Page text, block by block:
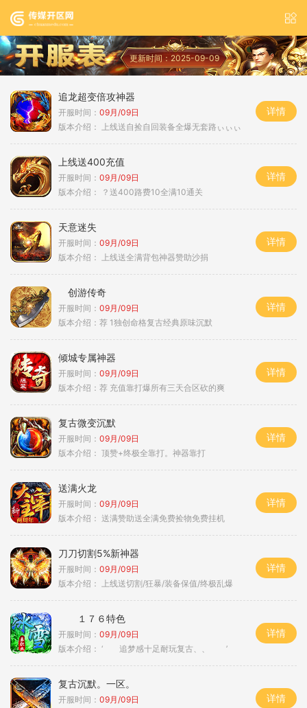
更新时间：2025-09-09
追龙超变倍攻神器
开服时间： 09月/09日
版本介绍：
上线送自捡自回装备全爆无套路ぃぃぃ
详情
上线送400充值
开服时间： 09月/09日
版本介绍：
？送400路费10全满10通关
详情
天意迷失
开服时间： 09月/09日
版本介绍：
上线送全满背包神器赞助沙捐
详情
创游传奇
开服时间： 09月/09日
版本介绍： 荐 1独创命格复古经典原味沉默
详情
倾城专属神器
开服时间： 09月/09日
版本介绍： 荐 充值靠打爆所有三天合区砍的爽
详情
复古微变沉默
开服时间： 09月/09日
版本介绍： 顶赞+终极全靠打。神器靠打
详情
送满火龙
开服时间： 09月/09日
版本介绍： 送满赞助送全满免费捡物免费挂机
详情
刀刀切割5%新神器
开服时间： 09月/09日
版本介绍：
上线送切割/狂暴/装备保值/终极乱爆
详情
１７６特色
开服时间： 09月/09日
版本介绍： ‘ 追梦感十足耐玩复古、、 ’
详情
复古沉默。一区。
开服时间： 09月/09日
详情